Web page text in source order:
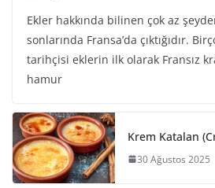
Ekler hakkında bilinen çok az
sonlarında Fransa’da çıktığıdır.
tarihçisi eklerin ilk olarak Fransız
hamur
Krem Katalan
30 Ağustos 2025